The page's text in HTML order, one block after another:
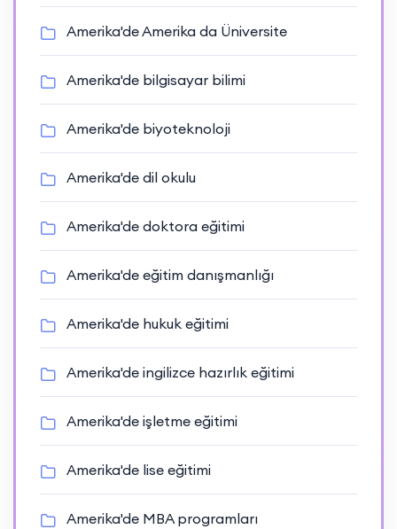
Amerika'de Amerika da Üniversite
Amerika'de bilgisayar bilimi
Amerika'de biyoteknoloji
Amerika'de dil okulu
Amerika'de doktora eğitimi
Amerika'de eğitim danışmanlığı
Amerika'de hukuk eğitimi
Amerika'de ingilizce hazırlık eğitimi
Amerika'de işletme eğitimi
Amerika'de lise eğitimi
Amerika'de MBA programları